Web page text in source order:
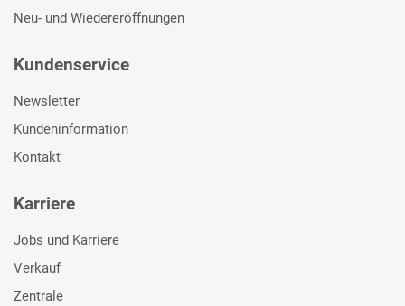
Neu- und Wiedereröffnungen
Kundenservice
Newsletter
Kundeninformation
Kontakt
Karriere
Jobs und Karriere
Verkauf
Zentrale